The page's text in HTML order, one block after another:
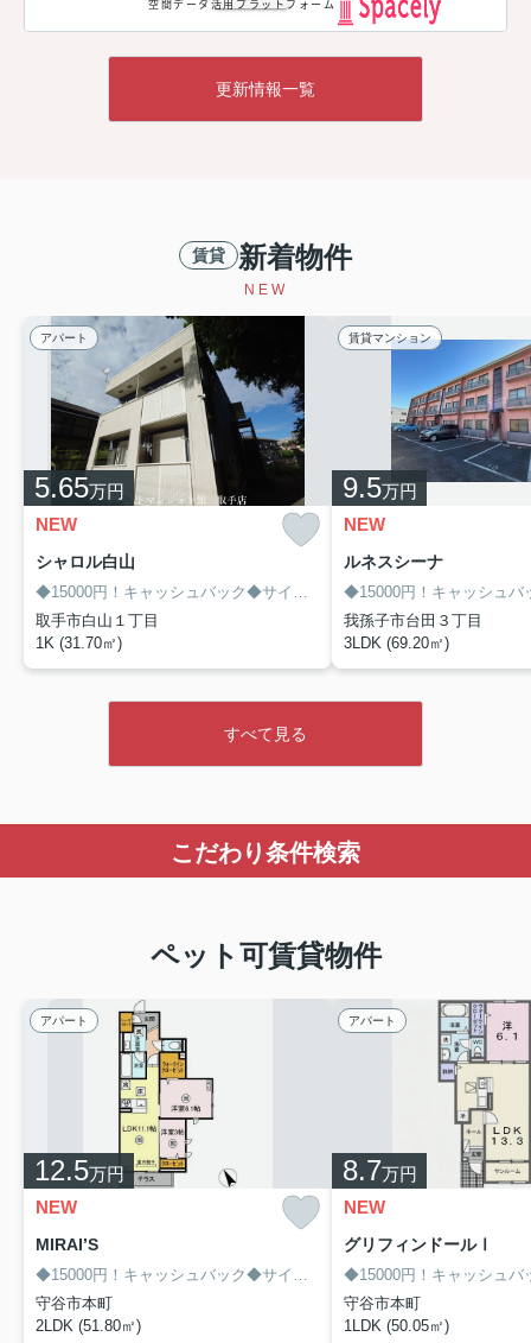
◆近隣商業施設、スーパーマーケットあり、生活しやすい
地域です♪充実の設備が満載のお部屋です♪TVインターホン
2026.08.04
◆ネット使用料不要！近隣商業施設ありなので生活のし易
い物件です！ペット相談可能物件です♪【
アザレアⅢ201 】
2026.08.03
◆近隣スーパーマーケットあり！生活のしやすいエリアで
す♪インターネット無料！ペット可物件です♪【
エタニティ
更新情報一覧
賃貸 新着物件
NEW
アパート
5.65万円
NEW
シャロル白山
取手市白山１丁目
1K (31.70㎡)
賃貸マンション
9.5万円
NEW
ルネスシーナ
我孫子市台田３丁目
3LDK (69.20㎡)
すべて見る
こだわり条件検索
ペット可賃貸物件
アパート
12.5万円
NEW
MIRAI’S
守谷市本町
2LDK (51.80㎡)
アパート
8.7万円
NEW
グリフィンドールⅠ
守谷市本町
1LDK (50.05㎡)